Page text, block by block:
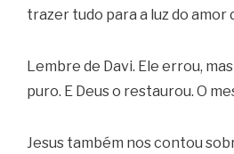
trazer tudo para a luz do amor
Lembre de Davi. Ele errou,
puro. E Deus o restaurou. O
Jesus também nos contou